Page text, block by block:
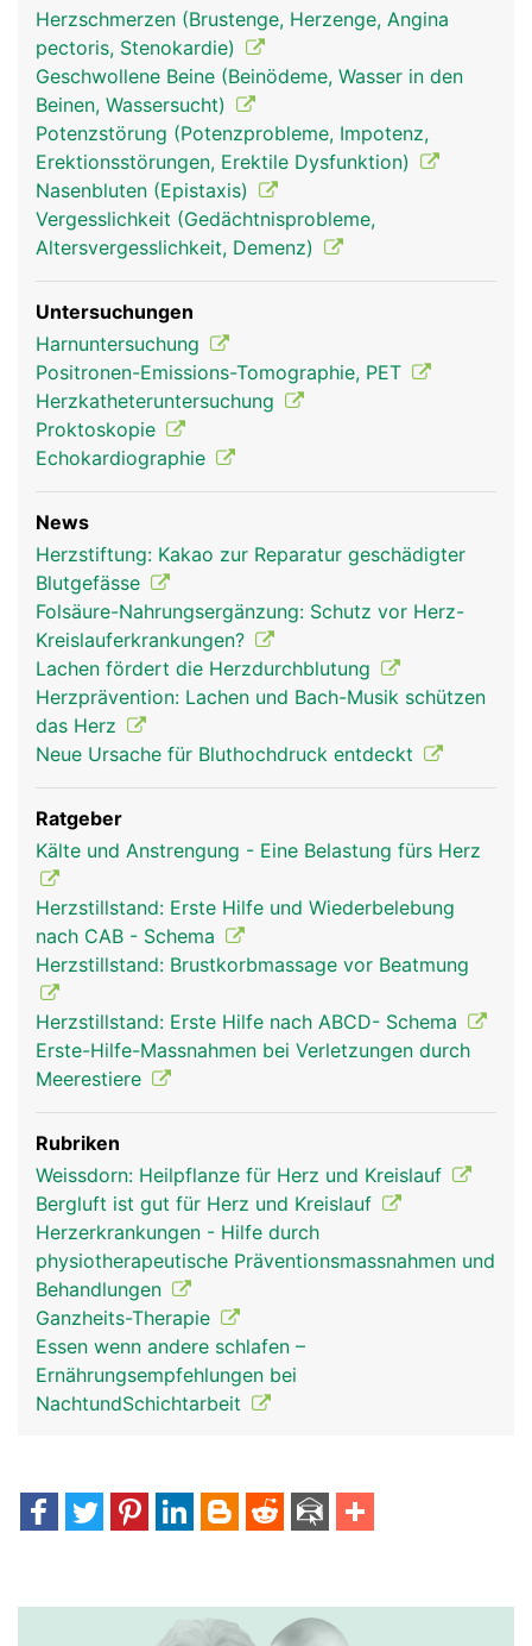
frischem Sauerstoff aufgetankt zu werden. Das
Herz pumpt dabei das Blut unermüdlich durch
beide Blutkreisläufe. Wird bei Anstrengung mehr
Sauerstoff benötigt pumpt es schneller, in Ruhe
pumpt es langsamer. Im Schnitt dauert es etwa
eine Minute, bis das Blut einmal durch den Körper
zirkuliert.
blutkreislauf frau blutkreislauf mann
Herzschmerzen (Brustenge, Herzenge, Angina
pectoris, Stenokardie)
Geschwollene Beine (Beinödeme, Wasser in den
Beinen, Wassersucht)
Potenzstörung (Potenzprobleme, Impotenz,
Erektionsstörungen, Erektile Dysfunktion)
Nasenbluten (Epistaxis)
Vergesslichkeit (Gedächtnisprobleme,
Altersvergesslichkeit, Demenz)
Untersuchungen
Harnuntersuchung
Positronen-Emissions-Tomographie, PET
Herzkatheteruntersuchung
Proktoskopie
Echokardiographie
News
Herzstiftung: Kakao zur Reparatur geschädigter
Blutgefässe
Folsäure-Nahrungsergänzung: Schutz vor Herz-
Kreislauferkrankungen?
Lachen fördert die Herzdurchblutung
Herzprävention: Lachen und Bach-Musik schützen
das Herz
Neue Ursache für Bluthochdruck entdeckt
Ratgeber
Kälte und Anstrengung - Eine Belastung fürs Herz
Herzstillstand: Erste Hilfe und Wiederbelebung
nach CAB - Schema
Herzstillstand: Brustkorbmassage vor Beatmung
Herzstillstand: Erste Hilfe nach ABCD- Schema
Erste-Hilfe-Massnahmen bei Verletzungen durch
Meerestiere
Rubriken
Weissdorn: Heilpflanze für Herz und Kreislauf
Bergluft ist gut für Herz und Kreislauf
Herzerkrankungen - Hilfe durch
physiotherapeutische Präventionsmassnahmen und
Behandlungen
Ganzheits-Therapie
Essen wenn andere schlafen –
Ernährungsempfehlungen bei
NachtundSchichtarbeit